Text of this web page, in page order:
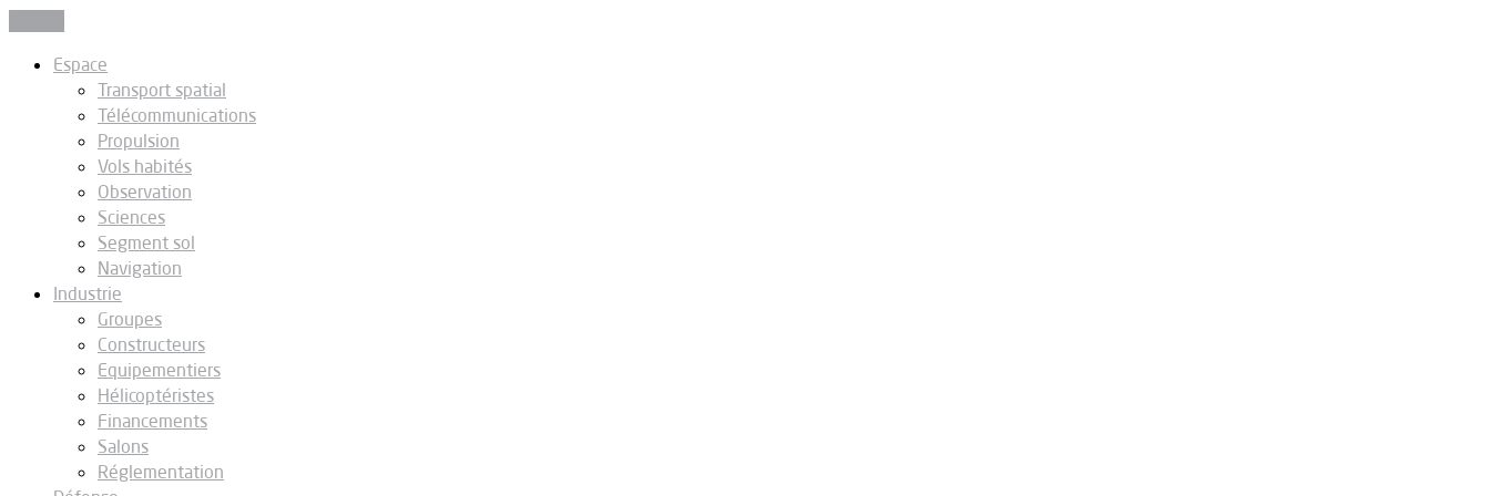
Espace
Transport spatial
Télécommunications
Propulsion
Vols habités
Observation
Sciences
Segment sol
Navigation
Industrie
Groupes
Constructeurs
Equipementiers
Hélicoptéristes
Financements
Salons
Réglementation